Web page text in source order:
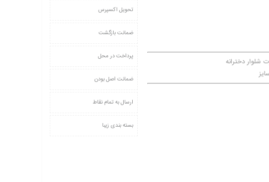
تحویل اکسپرس
ضمانت بازگشت
پرداخت در محل
ضمانت اصل بودن
ارسال به تمام نقاط
بسته بندی زیبا